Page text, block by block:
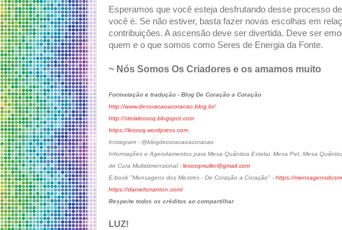
Esperamos que você esteja desfrutando desse processo
você é. Se não estiver, basta fazer novas escolhas em
contribuições. A ascensão deve ser divertida. Deve ser
quem e o que somos como Seres de Energia da Fonte.
~ Nós Somos Os Criadores e os amamos muito
Formatação e tradução - Blog De Coração a Coração
http://www.decoracaoacoracao.blog.br/
http://stelalecocq.blogspot.com
https://lecocq.wordpress.com
Instagram - @blogdecoracaoacoracao
Informações e Agendamentos para Mesa Quântica Estelar, Mesa Pet, Mesa
de Cura Multidimensional - lecocqmuller@gmail.com
E-book "Mensagens dos Mestres - De Coração a Coração" - https://
https://danielscranton.com/
Respeite todos os créditos ao compartilhar
LUZ!